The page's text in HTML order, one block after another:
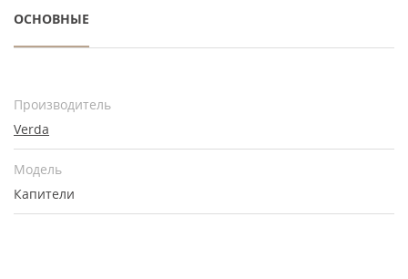
ОСНОВНЫЕ
Производитель
Verda
Модель
Капители